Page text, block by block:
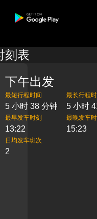
刻表
下午出发
最短行程时间
5 小时 38 分钟
最长行程
5 小时
最早发车时刻
13:22
最晚发车
15:23
日均发车班次
2